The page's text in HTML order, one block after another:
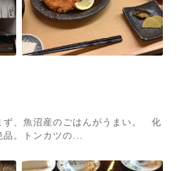
、魚沼産のごはんがうまい。 化
品。トンカツの...